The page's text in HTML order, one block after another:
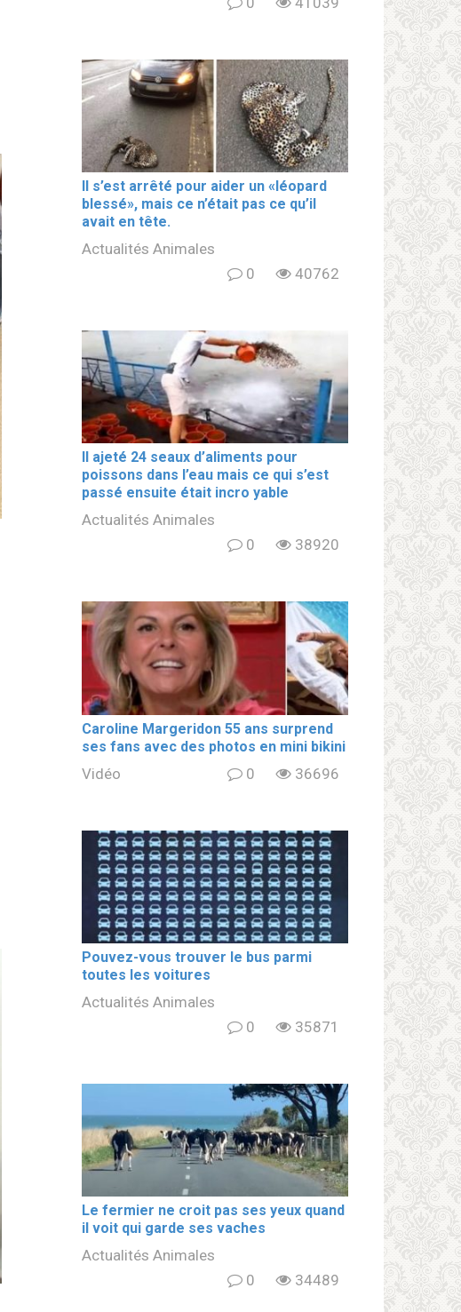
Il s’est arrêté pour aider un «léopard
blеssé», mais ce n’était pas ce qu’il
avait en tête.
Actualités Animales
0
40762
Il ajeté 24 seaux d’aliments pour
poissons dans l’eau mais ce qui s’est
passé ensuite était incro yable
Actualités Animales
0
38920
Caroline Margeridon 55 ans surprend
ses fans avec des photos en mini bikini
Vidéo 0 36696
Pouvez-vous trouver le bus parmi
toutes les voitures
Actualités Animales
0
35871
Le fermier ne croit pas ses yeux quand
il voit qui garde ses vaches
Actualités Animales
0
34489